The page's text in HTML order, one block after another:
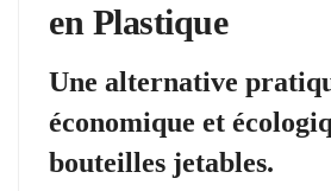
en Plastique
Une alternative
économique et
bouteilles jetables.